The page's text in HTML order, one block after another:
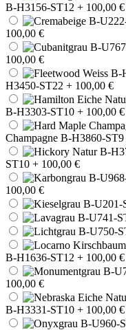
B-H3156-ST12 + 100,00 €
100,00 €
100,00 €
H3450-ST22 + 100,00 €
B-H3303-ST10 + 100,00 €
Champagne B-H3860-ST9
ST10 + 100,00 €
100,00 €
B-H1636-ST12 + 100,00 €
100,00 €
B-H3331-ST10 + 100,00 €